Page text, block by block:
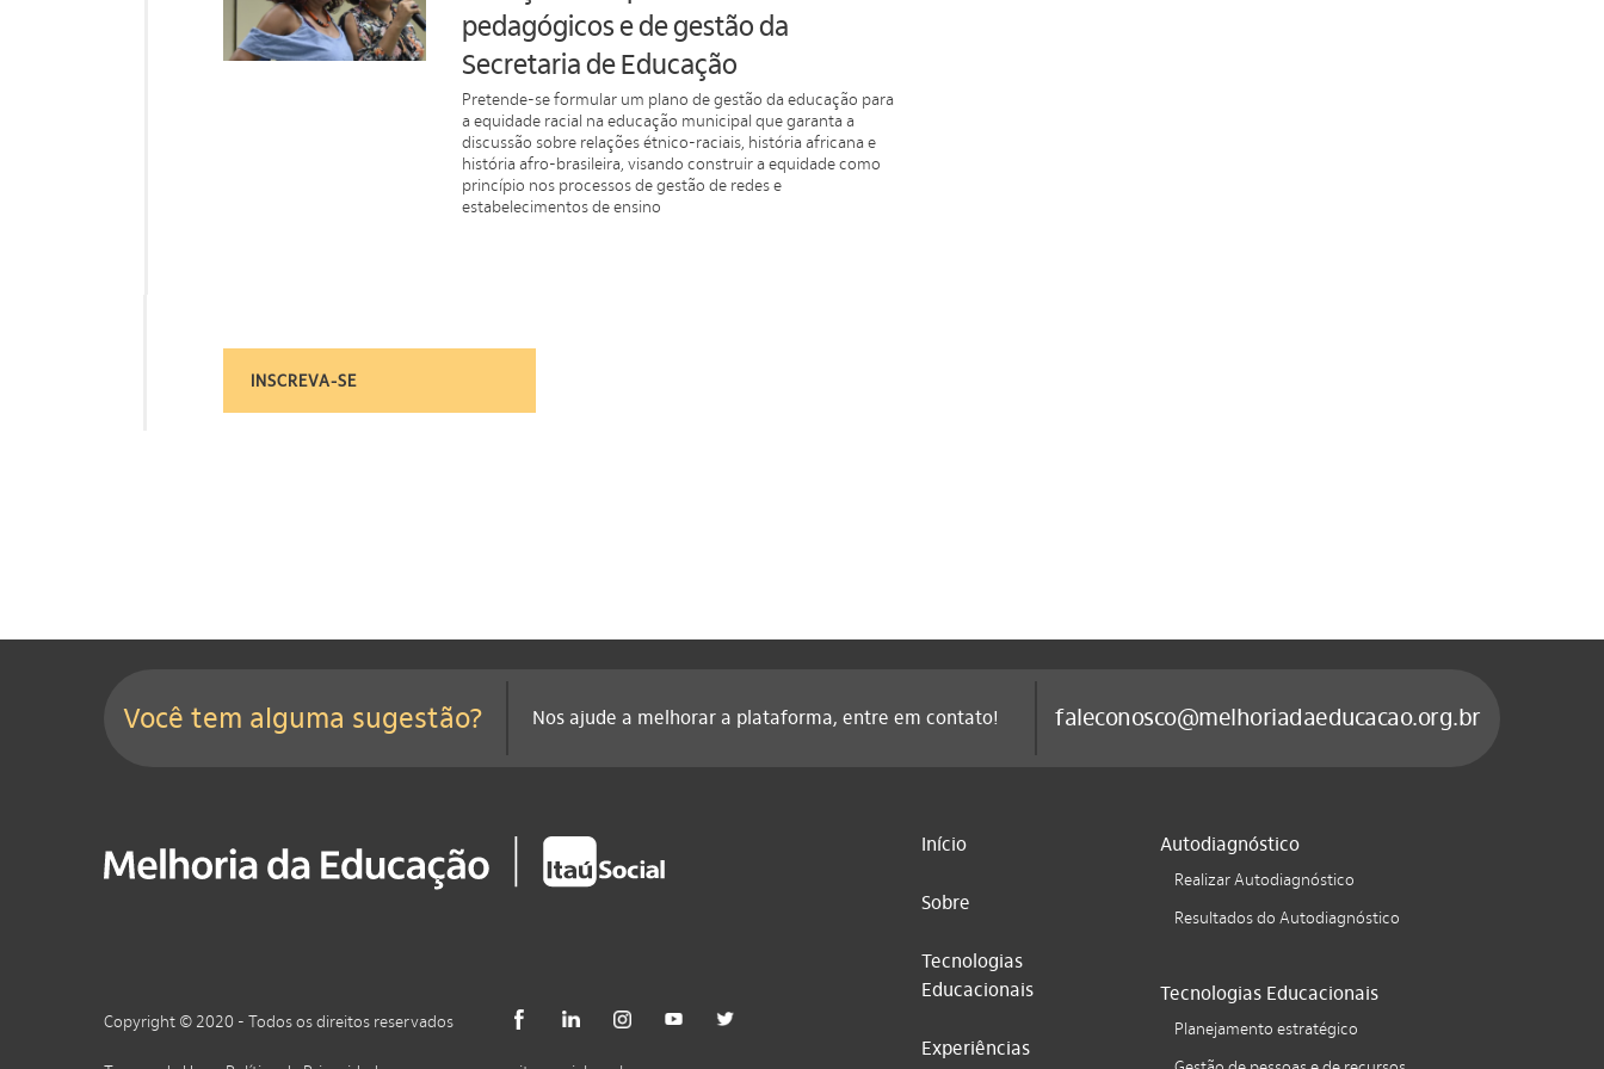
pedagógicos e de gestão da
Secretaria de Educação
Pretende-se formular um plano de gestão da educação para
a equidade racial na educação municipal que garanta a
discussão sobre relações étnico-raciais, história africana e
história afro-brasileira, visando construir a equidade como
princípio nos processos de gestão de redes e
estabelecimentos de ensino
INSCREVA-SE
Você tem alguma sugestão? Nos ajude a melhorar a plataforma, entre em contato! faleconosco@melhoriadaeducacao.org.br
Copyright © 2020 - Todos os direitos reservados
Início
Sobre
Tecnologias
Educacionais
Experiências
Autodiagnóstico
Realizar Autodiagnóstico
Resultados do Autodiagnóstico
Tecnologias Educacionais
Planejamento estratégico